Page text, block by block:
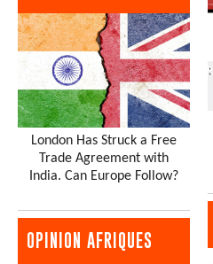
London Has Struck a Free
Trade Agreement with
India. Can Europe Follow?
OPINION AFRIQUES